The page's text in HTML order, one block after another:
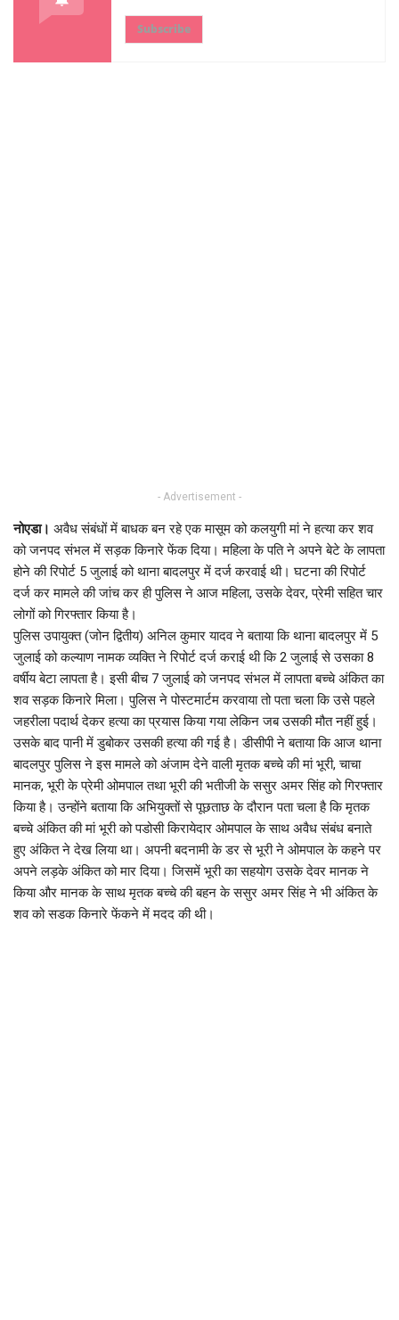
Subscribe
- Advertisement -
नोएडा। अवैध संबंधों में बाधक बन रहे एक मासूम को कलयुगी मां ने हत्या कर शव
को जनपद संभल में सड़क किनारे फेंक दिया। महिला के पति ने अपने बेटे के लापता
होने की रिपोर्ट 5 जुलाई को थाना बादलपुर में दर्ज करवाई थी। घटना की रिपोर्ट
दर्ज कर मामले की जांच कर ही पुलिस ने आज महिला, उसके देवर, प्रेमी सहित चार
लोगों को गिरफ्तार किया है।
पुलिस उपायुक्त (जोन द्वितीय) अनिल कुमार यादव ने बताया कि थाना बादलपुर में 5
जुलाई को कल्याण नामक व्यक्ति ने रिपोर्ट दर्ज कराई थी कि 2 जुलाई से उसका 8
वर्षीय बेटा लापता है। इसी बीच 7 जुलाई को जनपद संभल में लापता बच्चे अंकित का
शव सड़क किनारे मिला। पुलिस ने पोस्टमार्टम करवाया तो पता चला कि उसे पहले
जहरीला पदार्थ देकर हत्या का प्रयास किया गया लेकिन जब उसकी मौत नहीं हुई।
उसके बाद पानी में डुबोकर उसकी हत्या की गई है। डीसीपी ने बताया कि आज थाना
बादलपुर पुलिस ने इस मामले को अंजाम देने वाली मृतक बच्चे की मां भूरी, चाचा
मानक, भूरी के प्रेमी ओमपाल तथा भूरी की भतीजी के ससुर अमर सिंह को गिरफ्तार
किया है। उन्होंने बताया कि अभियुक्तों से पूछताछ के दौरान पता चला है कि मृतक
बच्चे अंकित की मां भूरी को पडोसी किरायेदार ओमपाल के साथ अवैध संबंध बनाते
हुए अंकित ने देख लिया था। अपनी बदनामी के डर से भूरी ने ओमपाल के कहने पर
अपने लड़के अंकित को मार दिया। जिसमें भूरी का सहयोग उसके देवर मानक ने
किया और मानक के साथ मृतक बच्चे की बहन के ससुर अमर सिंह ने भी अंकित के
शव को सडक किनारे फेंकने में मदद की थी।